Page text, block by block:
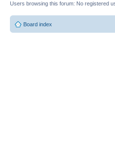
Users browsing this forum: No registered
Board index